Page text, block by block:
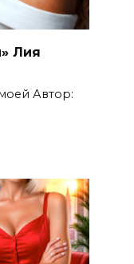
Лия
Автор: